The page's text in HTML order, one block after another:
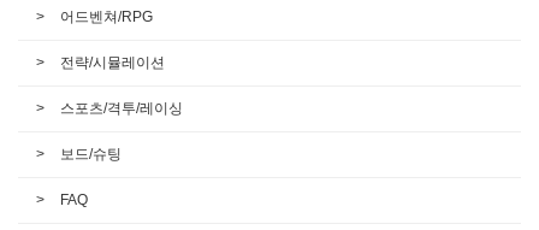
어드벤쳐/RPG
전략/시뮬레이션
스포츠/격투/레이싱
보드/슈팅
FAQ